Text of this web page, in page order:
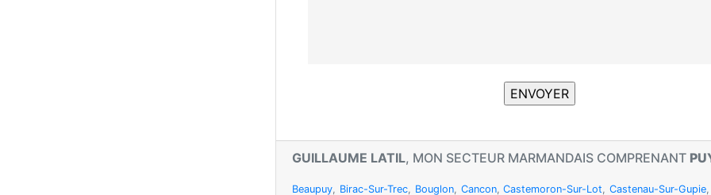
GUILLAUME LATIL, MON SECTEUR MARMANDAIS COMPRENANT
Beaupuy Birac-Sur-Trec, Bouglon, Cancon,Castemoron-Sur-Lot ,Castenau-Sur-Gupie